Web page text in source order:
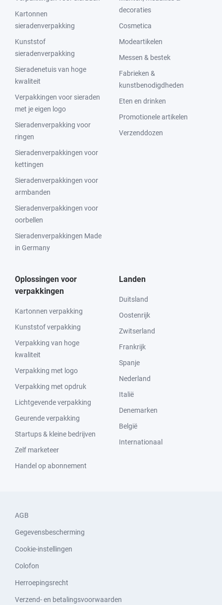
Kartonnen
sieradenverpakking
Kunststof
sieradenverpakking
Sieradenetuis van hoge
kwaliteit
Verpakkingen voor sieraden
met je eigen logo
Sieradenverpakking voor
ringen
Sieradenverpakkingen voor
kettingen
Sieradenverpakkingen voor
armbanden
Sieradenverpakkingen voor
oorbellen
Sieradenverpakkingen Made
in Germany
decoraties
Cosmetica
Modeartikelen
Messen & bestek
Fabrieken &
kunstbenodigdheden
Eten en drinken
Promotionele artikelen
Verzenddozen
Oplossingen voor
verpakkingen
Kartonnen verpakking
Kunststof verpakking
Verpakking van hoge
kwaliteit
Verpakking met logo
Verpakking met opdruk
Lichtgevende verpakking
Geurende verpakking
Startups & kleine bedrijven
Zelf marketeer
Handel op abonnement
Landen
Duitsland
Oostenrijk
Zwitserland
Frankrijk
Spanje
Nederland
Italië
Denemarken
België
Internationaal
AGB
Gegevensbescherming
Cookie-instellingen
Colofon
Herroepingsrecht
Verzend- en betalingsvoorwaarden